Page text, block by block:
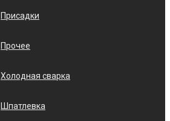
Присадки
Прочее
Холодная сварка
Шпатлевка